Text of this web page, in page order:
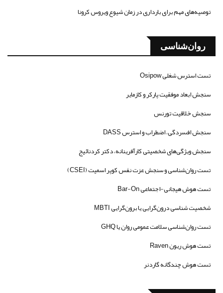
توصیه‌های مهم برای بارداری در زمان شیوع ویروس کرونا
روان‌شناسی
تست استرس شغلی Osipow
سنجش ابعاد موفقیت پارکر و کازمایر
سنجش خلاقیت تورنس
سنجش افسردگی، اضطراب و استرس DASS
سنجش ویژگی‌های شخصیتی کارآفرینانه، دکتر کردنائیج
تست روان‌شناسی و سنجش عزت نفس کوپر اسمیت (CSEI)
تست هوش هیجانی-اجتماعی Bar-On
شخصیت شناسی درون‌گرایی یا برون‌گرایی MBTI
تست روان‌شناسی سلامت عمومی روان یا GHQ
تست هوش ریون Raven
تست هوش چندگانه گاردنر